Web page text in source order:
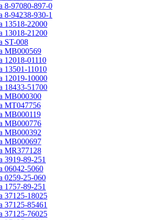
8-97080-897-0
8-94238-930-1
13518-22000
13018-21200
ST-008
MB000569
12018-01110
13501-11010
12019-10000
18433-51700
MB000300
MT047756
MB000119
MB000776
MB000392
MB000697
MR377128
3919-89-251
06042-5060
0259-25-060
1757-89-251
37125-18025
37125-85461
37125-76025